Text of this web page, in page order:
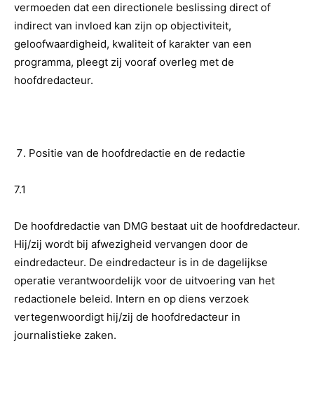
vermoeden dat een directionele beslissing direct of
indirect van invloed kan zijn op objectiviteit,
geloofwaardigheid, kwaliteit of karakter van een
programma, pleegt zij vooraf overleg met de
hoofdredacteur.
Positie van de hoofdredactie en de redactie
7.1
De hoofdredactie van DMG bestaat uit de hoofdredacteur.
Hij/zij wordt bij afwezigheid vervangen door de
eindredacteur. De eindredacteur is in de dagelijkse
operatie verantwoordelijk voor de uitvoering van het
redactionele beleid. Intern en op diens verzoek
vertegenwoordigt hij/zij de hoofdredacteur in
journalistieke zaken.